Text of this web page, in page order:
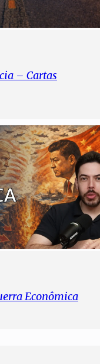
– Cartas
Econômica